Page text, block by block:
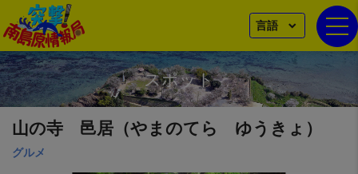
言語
スポット
山の寺 邑居（やまのてら ゆうきょ）
グルメ